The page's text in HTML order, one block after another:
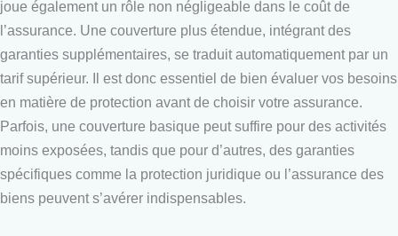
joue également un rôle non négligeable dans le coût de
l’assurance. Une couverture plus étendue, intégrant des
garanties supplémentaires, se traduit automatiquement par un
tarif supérieur. Il est donc essentiel de bien évaluer vos besoins
en matière de protection avant de choisir votre assurance.
Parfois, une couverture basique peut suffire pour des activités
moins exposées, tandis que pour d’autres, des garanties
spécifiques comme la protection juridique ou l’assurance des
biens peuvent s’avérer indispensables.